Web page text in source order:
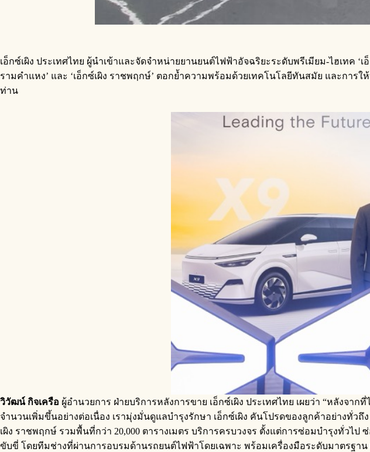
เอ็กซ์เผิง ประเทศไทย ผู้นำเข้าและจัดจำหน่ายยานยนต์ไฟฟ้าอัจฉริยะระดับพรีเมียม-ไฮเทค ‘เ
รามคำแหง’ และ ‘เอ็กซ์เผิง ราชพฤกษ์’ ตอกย้ำความพร้อมด้วยเทคโนโลยีทันสมัย และกา
ท่าน
วิวัฒน์ กิจเครือ ผู้อำนวยการ ฝ่ายบริการหลังการขาย เอ็กซ์เผิง ประเทศไทย เผยว่า “หลังจ
จำนวนเพิ่มขึ้นอย่างต่อเนื่อง เรามุ่งมั่นดูแลบำรุงรักษา เอ็กซ์เผิง คันโปรดของลูกค้าอย่างทั่ว
เผิง ราชพฤกษ์ รวมพื้นที่กว่า 20,000 ตารางเมตร บริการครบวงจร ตั้งแต่การซ่อมบำรุงทั่วไ
ขับขี่ โดยทีมช่างที่ผ่านการอบรมด้านรถยนต์ไฟฟ้าโดยเฉพาะ พร้อมเครื่องมือระดับมาตรฐา